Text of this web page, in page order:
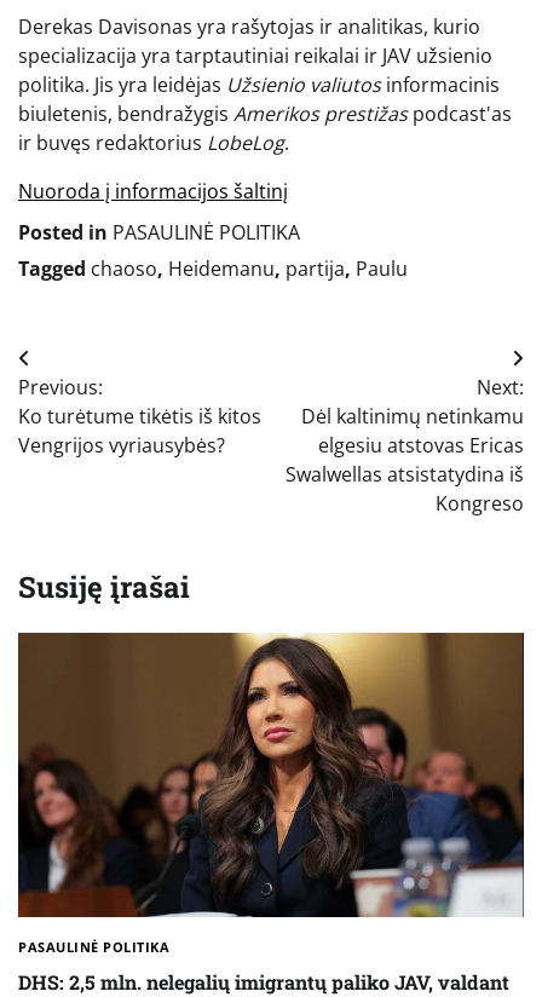
Derekas Davisonas yra rašytojas ir analitikas, kurio
specializacija yra tarptautiniai reikalai ir JAV užsienio
politika. Jis yra leidėjas Užsienio valiutosinformacinis
biuletenis, bendražygis Amerikos prestižaspodcast'as
ir buvęs redaktorius LobeLog.
Nuoroda į informacijos šaltinį
Posted in PASAULINĖ POLITIKA
Tagged chaoso, Heidemanu, partija, Paulu
Navigacija
tarp
įrašų
Previous:
Ko turėtume tikėtis iš kitos
Vengrijos vyriausybės?
Next:
Dėl kaltinimų netinkamu
elgesiu atstovas Ericas
Swalwellas atsistatydina iš
Kongreso
Susiję įrašai
PASAULINĖ POLITIKA
DHS: 2,5 mln. nelegalių imigrantų paliko JAV, valdant